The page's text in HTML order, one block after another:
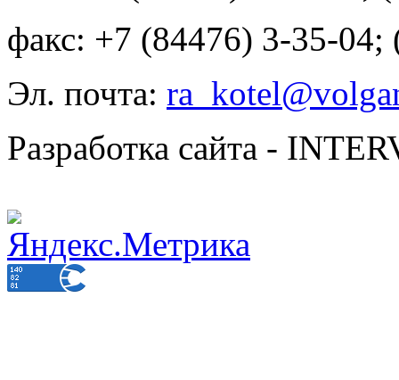
факс: +7 (84476) 3-35-04;
Эл. почта:
Разработка сайта -